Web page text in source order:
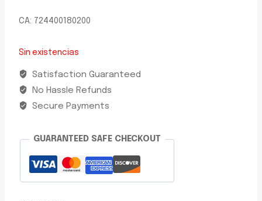
CA: 724400180200
Sin existencias
Satisfaction Guaranteed
No Hassle Refunds
Secure Payments
GUARANTEED SAFE CHECKOUT